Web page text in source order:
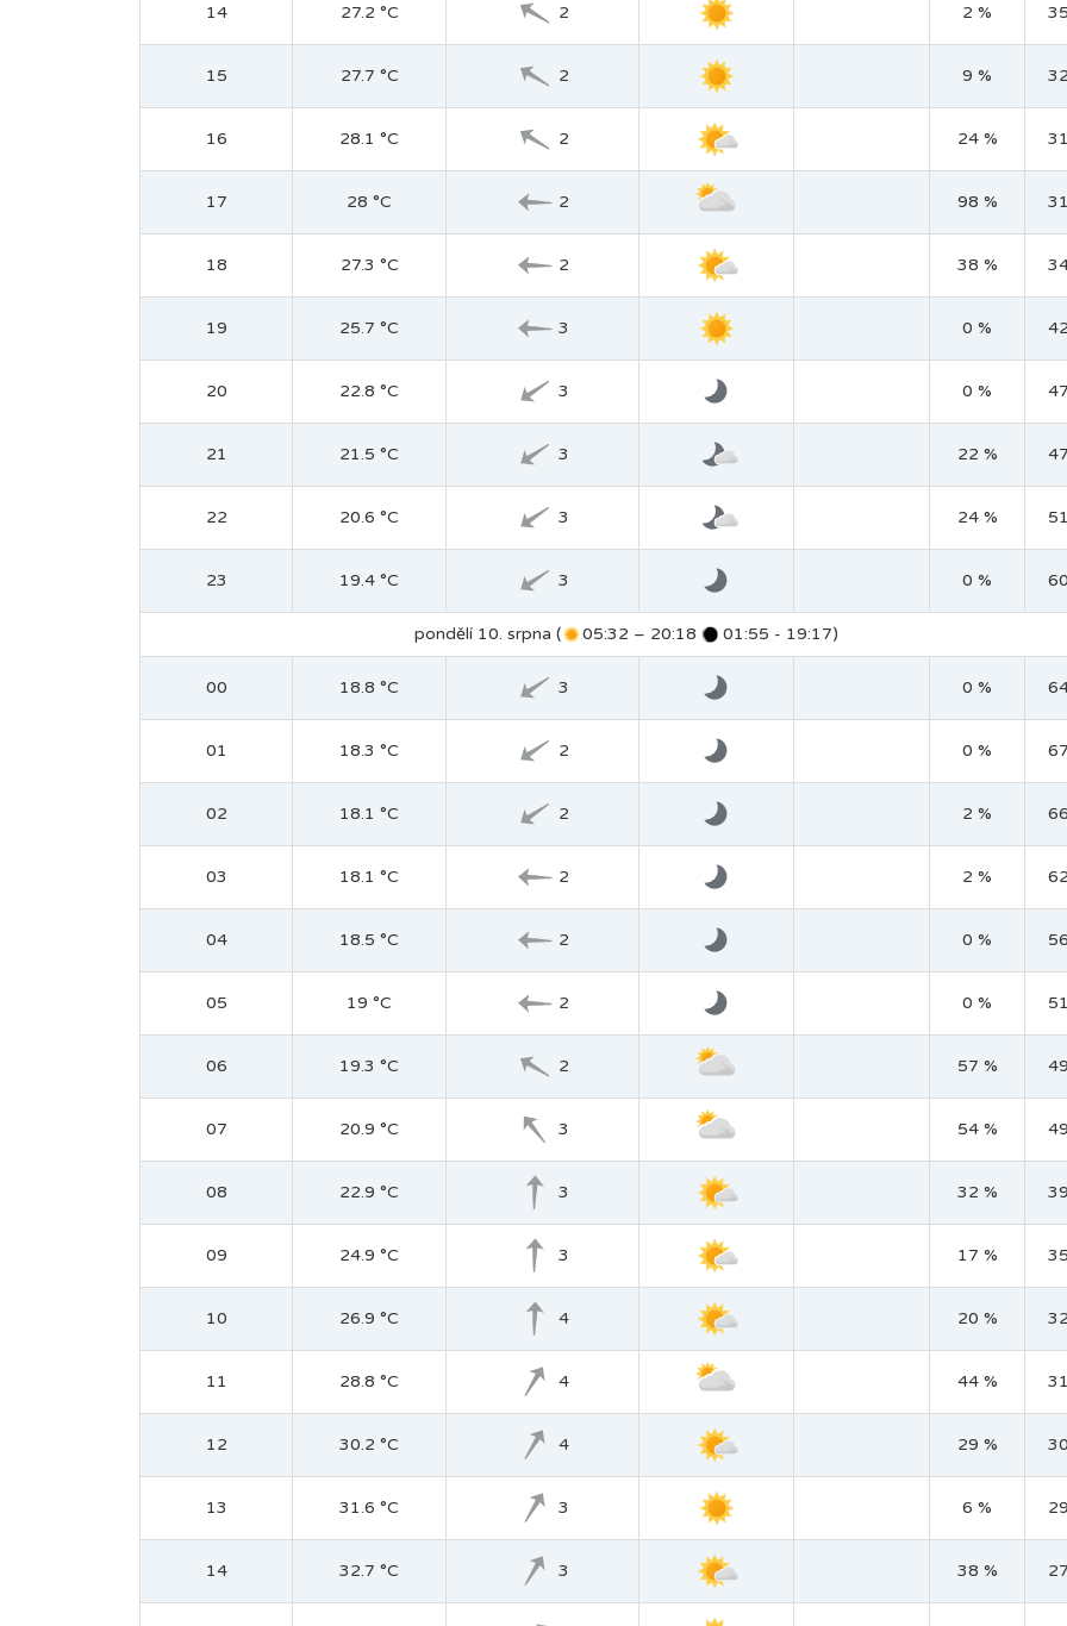
14 27.2 °C 2 2 %
15 27.7 °C 2 9 %
16 28.1 °C 2 24 %
17 28 °C 2 98 %
18 27.3 °C 2 38 %
19 25.7 °C 3 0 %
20 22.8 °C 3 0 %
21 21.5 °C 3 22 %
22 20.6 °C 3 24 %
23 19.4 °C 3 0 %
pondělí 10. srpna ( 05:32 – 20:18 01:55 - 19:17)
00 18.8 °C 3 0 %
01 18.3 °C 2 0 %
02 18.1 °C 2 2 %
03 18.1 °C 2 2 %
04 18.5 °C 2 0 %
05 19 °C 2 0 %
06 19.3 °C 2 57 %
07 20.9 °C 3 54 %
08 22.9 °C 3 32 %
09 24.9 °C 3 17 %
10 26.9 °C 4 20 %
11 28.8 °C 4 44 %
12 30.2 °C 4 29 %
13 31.6 °C 3 6 %
14 32.7 °C 3 38 %